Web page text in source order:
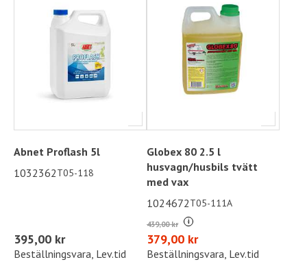
Abnet Proflash 5l
1032362T05-118
395,00 kr
Beställningsvara, Lev.tid
Globex 80 2.5 l
husvagn/husbils tvätt
med vax
1024672T05-111A
439,00 kr i
379,00 kr
Beställningsvara, Lev.tid